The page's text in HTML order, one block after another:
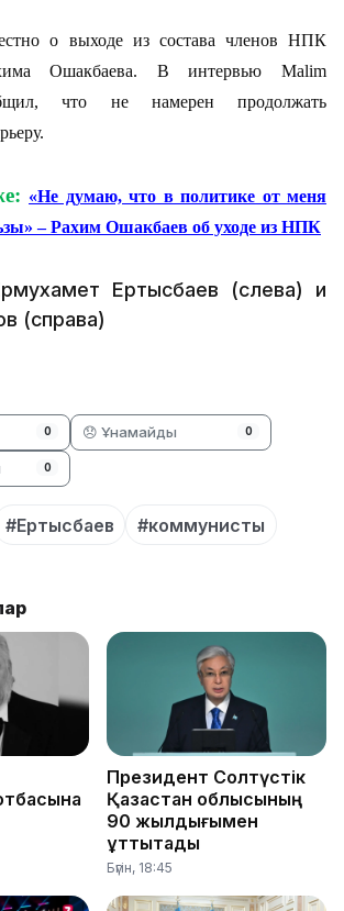
о выходе из состава членов НПК
Ошакбаева. В интервью Malim
что не намерен продолжать
«Не думаю, что в политике от меня
– Рахим Ошакбаев об уходе из НПК
Ертысбаев (слева) и
(справа)
0 😞 Ұнамайды 0
0
#Ертысбаев #коммунисты
Президент Солтүстік
Қазақстан облысының
90 жылдығымен
құттықтады
Бүгін, 18:45